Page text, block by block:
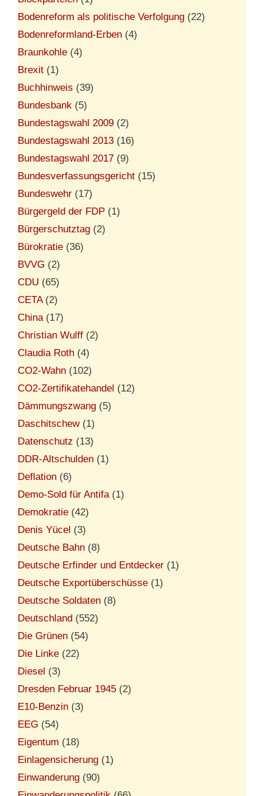
Bodenreform als politische Verfolgung (22)
Bodenreformland-Erben (4)
Braunkohle (4)
Brexit (1)
Buchhinweis (39)
Bundesbank (5)
Bundestagswahl 2009 (2)
Bundestagswahl 2013 (16)
Bundestagswahl 2017 (9)
Bundesverfassungsgericht (15)
Bundeswehr (17)
Bürgergeld der FDP (1)
Bürgerschutztag (2)
Bürokratie (36)
BVVG (2)
CDU (65)
CETA(2)
China(17)
Christian Wulff (2)
Claudia Roth (4)
CO2-Wahn (102)
CO2-Zertifikatehandel (12)
Dämmungszwang (5)
Daschitschew(1)
Datenschutz (13)
DDR-Altschulden (1)
Deflation (6)
Demo-Sold für Antifa(1)
Demokratie (42)
Denis Yücel (3)
Deutsche Bahn (8)
Deutsche Erfinder und Entdecker (1)
Deutsche Exportüberschüsse (1)
Deutsche Soldaten (8)
Deutschland (552)
Die Grünen (54)
Die Linke (22)
Diesel (3)
Dresden Februar 1945 (2)
E10-Benzin (3)
EEG (54)
Eigentum (18)
Einlagensicherung (1)
Einwanderung (90)